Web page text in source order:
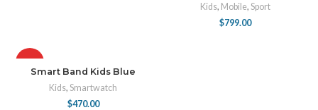
Kids, Mobile, Sport
$799.00
Smart Band Kids Blue
Kids, Smartwatch
$470.00